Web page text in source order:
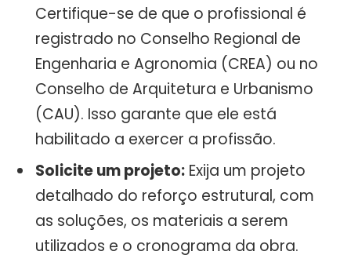
Certifique-se de que o profissional é
registrado no Conselho Regional de
Engenharia e Agronomia (CREA) ou no
Conselho de Arquitetura e Urbanismo
(CAU). Isso garante que ele está
habilitado a exercer a profissão.
Solicite um projeto: Exija um projeto
detalhado do reforço estrutural, com
as soluções, os materiais a serem
utilizados e o cronograma da obra.